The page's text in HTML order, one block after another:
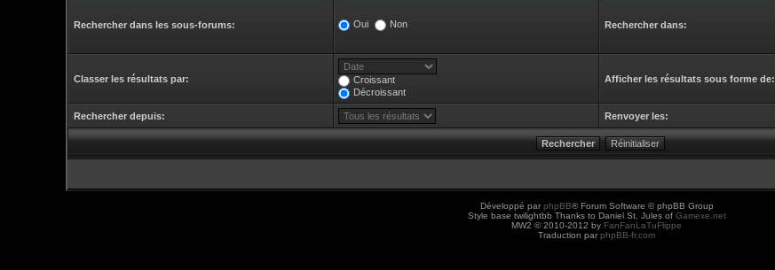
Rechercher dans les sous-forums: Oui Non Rechercher dans:
Classer les résultats par:
Croissant
Décroissant
Afficher les résultats sous forme de:
Rechercher depuis: Renvoyer les:
Développé par phpBB® Forum Software © phpBB Group
Style base twilightbb Thanks to Daniel St. Jules of Gamexe.net
MW2 © 2010-2012 by FanFanLaTuFlippe
Traduction par phpBB-fr.com